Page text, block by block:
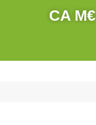
CA M€